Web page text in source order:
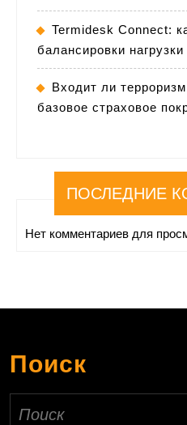
Termidesk Connect:
балансировки нагрузки
Входит ли
базовое страховое
ПОСЛЕДНИЕ
Нет комментариев для
Поиск